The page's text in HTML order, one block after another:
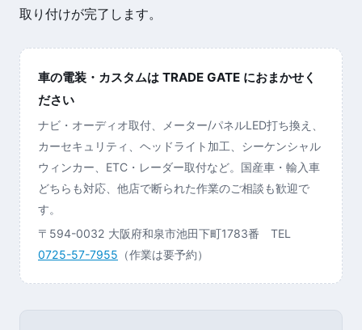
取り付けが完了します。
車の電装・カスタムは TRADE GATE におまかせく
ださい
ナビ・オーディオ取付、メーター/パネルLED打ち換え、
カーセキュリティ、ヘッドライト加工、シーケンシャル
ウィンカー、ETC・レーダー取付など。国産車・輸入車
どちらも対応、他店で断られた作業のご相談も歓迎で
す。
〒594-0032 大阪府和泉市池田下町1783番 TEL
0725-57-7955 （作業は要予約）